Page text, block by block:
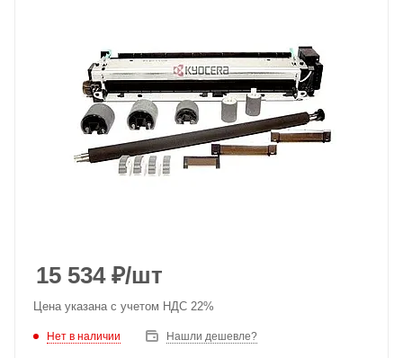
15 534₽/шт
Цена указана с учетом НДС 22%
Нет в наличии Нашли дешевле?